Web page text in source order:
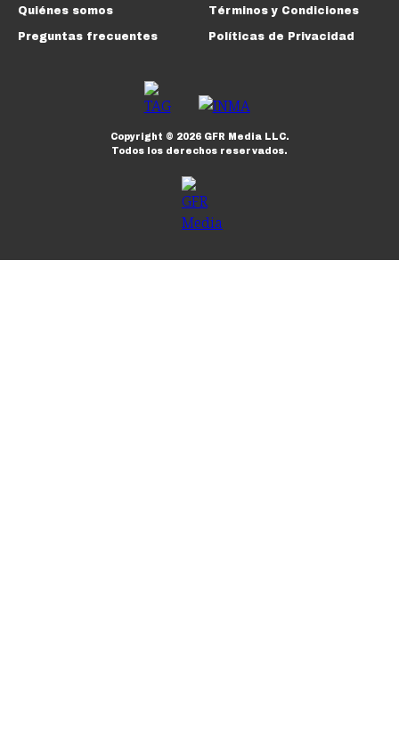
Quiénes somos
Preguntas frecuentes
Términos y Condiciones
Políticas de Privacidad
Copyright © 2026GFR Media LLC.
Todos los derechos reservados.